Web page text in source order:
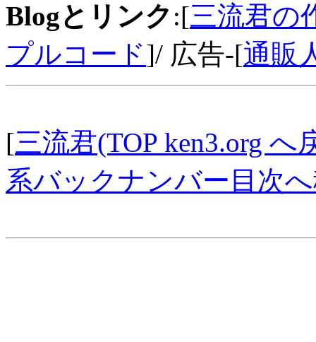
Blogとリンク :[三流君の
プルコード]/ 広告-[通販
[三流君(TOP ken3.org へ
系バックナンバー目次